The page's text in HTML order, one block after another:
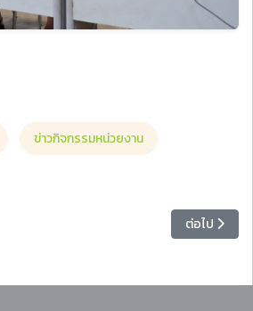
ข่าวกิจกรรมหน่วยงาน
มหาวิทยาลัยราชภัฏหมู่บ้านจอมบึง ร่วมฝึกซ้อมกั
เนื้อหาถัดไป
ต่อไป